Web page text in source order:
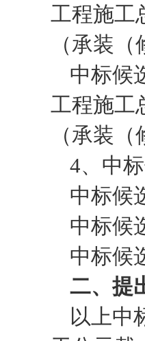
工程施工
（承装
中标候
工程施工
（承装
4、中
中标候
中标候
中标候
二、提
以上中